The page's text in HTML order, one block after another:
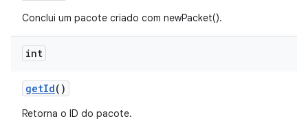
Conclui um pacote criado com newPacket().
int
getId()
Retorna o ID do pacote.